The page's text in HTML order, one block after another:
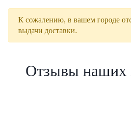
К сожалению, в вашем городе
выдачи доставки.
Отзывы наших